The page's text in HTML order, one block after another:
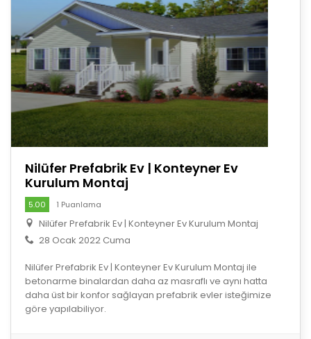
Nilüfer Prefabrik Ev | Konteyner Ev
Kurulum Montaj
5.00 1 Puanlama
Nilüfer Prefabrik Ev | Konteyner Ev Kurulum Montaj
28 Ocak 2022 Cuma
Nilüfer Prefabrik Ev | Konteyner Ev Kurulum Montaj ile
betonarme binalardan daha az masraflı ve aynı hatta
daha üst bir konfor sağlayan prefabrik evler isteğimize
göre yapılabiliyor.